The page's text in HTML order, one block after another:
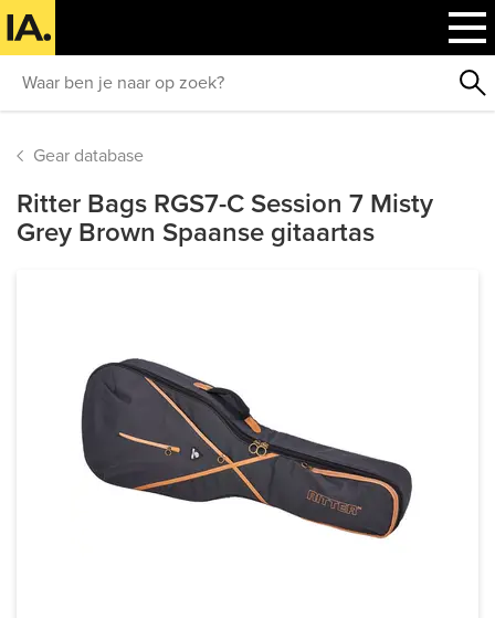
Gear database
Ritter Bags RGS7-C Session 7 Misty
Grey Brown Spaanse gitaartas